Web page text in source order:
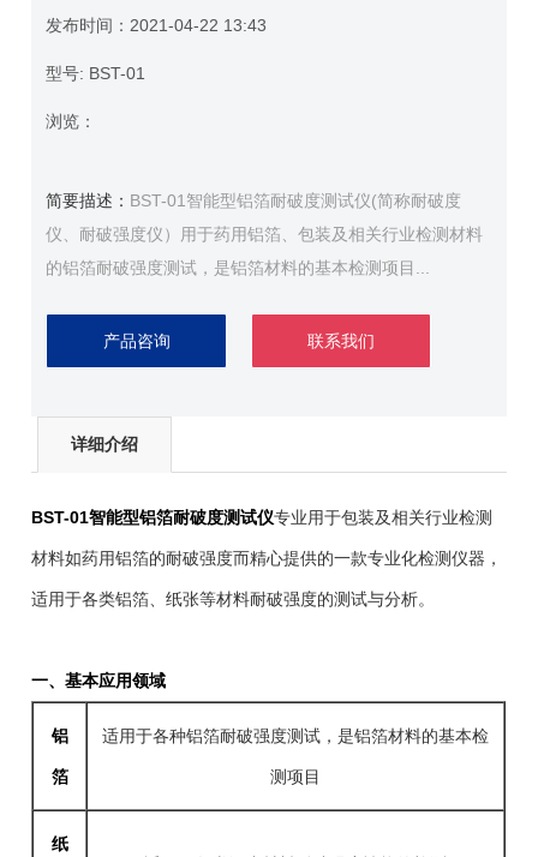
发布时间： 2021-04-22 13:43
型号: BST-01
浏览：
简要描述： BST-01智能型铝箔耐破度测试仪(简称耐破度
仪、耐破强度仪）用于药用铝箔、包装及相关行业检测材料
的铝箔耐破强度测试，是铝箔材料的基本检测项目...
产品咨询 联系我们
详细介绍
BST-01智能型铝箔耐破度测试仪专业用于包装及相关行业检测
材料如药用铝箔的耐破强度而精心提供的一款专业化检测仪器，
适用于各类铝箔、纸张等材料耐破强度的测试与分析。
一、基本应用领域
铝
箔
适用于各种铝箔耐破强度测试，是铝箔材料的基本检
测项目
纸